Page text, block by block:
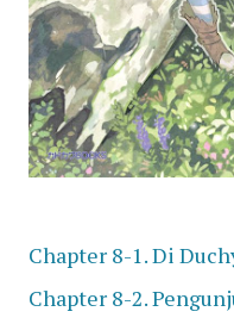
Chapter 8-1. Di
Chapter 8-2.